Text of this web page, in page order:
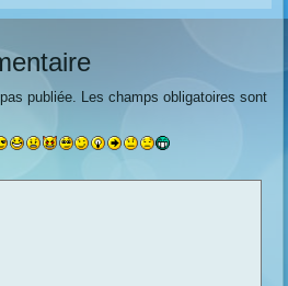
publiée.
Les champs obligatoires sont